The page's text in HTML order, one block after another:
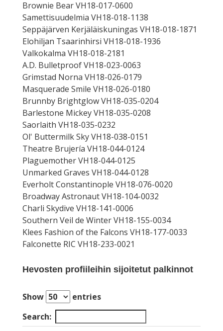
Brownie Bear VH18-017-0600
Samettisuudelmia VH18-018-1138
Seppäjärven Kerjäläiskuningas VH18-018-1871
Elohiljan Tsaarinhirsi VH18-018-1936
Valkokalma VH18-018-2181
A.D. Bulletproof VH18-023-0063
Grimstad Norna VH18-026-0179
Masquerade Smile VH18-026-0180
Brunnby Brightglow VH18-035-0204
Barlestone Mickey VH18-035-0208
Saorlaith VH18-035-0232
Ol' Buttermilk Sky VH18-038-0151
Theatre Brujería VH18-044-0124
Plaguemother VH18-044-0125
Unmarked Graves VH18-044-0128
Everholt Constantinople VH18-076-0020
Broadway Astronaut VH18-104-0032
Charli Skydive VH18-141-0006
Southern Veil de Winter VH18-155-0034
Klees Fashion of the Falcons VH18-177-0033
Falconette RIC VH18-233-0021
Hevosten profiileihin sijoitetut palkinnot
Show
entries
Search: